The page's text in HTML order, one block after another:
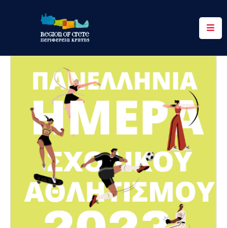
Περιφέρεια
Δράσεις
Ψηφιακές
Υπηρεσίες
Επικοινωνία